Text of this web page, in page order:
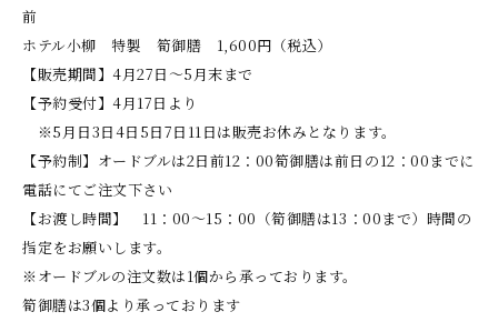
前
ホテル小柳 特製 筍御膳 1,600円（税込）
【販売期間】4月27日〜5月末まで
【予約受付】4月17日より
※5月日3日4日5日7日11日は販売お休みとなります。
【予約制】オードブルは2日前12：00筍御膳は前日の12：00までに
電話にてご注文下さい
【お渡し時間】 11：00～15：00（筍御膳は13：00まで）時間の
指定をお願いします。
※オードブルの注文数は1個から承っております。
筍御膳は3個より承っております